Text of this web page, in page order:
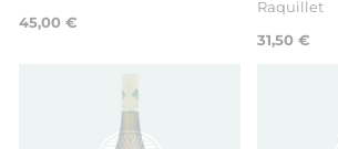
45,00 €
Raquillet
31,50 €